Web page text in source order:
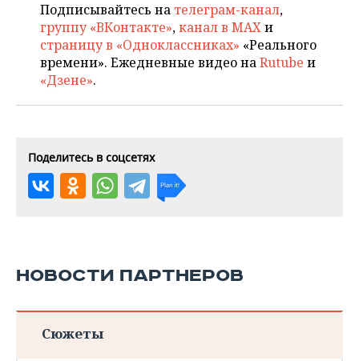
Подписывайтесь на телеграм-канал,
группу «ВКонтакте»,канал в MAXи
страницу в «Одноклассниках» «Реального
времени». Ежедневные видео наRutube и
«Дзене».
Поделитесь в соцсетях
НОВОСТИ ПАРТНЕРОВ
Сюжеты